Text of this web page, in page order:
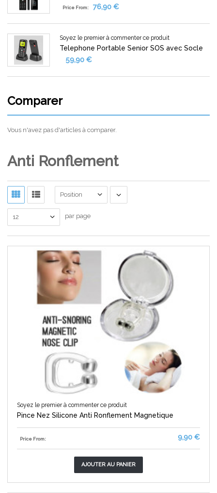
Price From: 76,90 €
Soyez le premier à commenter ce produit
Telephone Portable Senior SOS avec Socle
59,90 €
Comparer
Vous n'avez pas d'articles à comparer.
Anti Ronflement
Position
12 par page
Soyez le premier à commenter ce produit
Pince Nez Silicone Anti Ronflement Magnetique
Price From: 9,90 €
AJOUTER AU PANIER